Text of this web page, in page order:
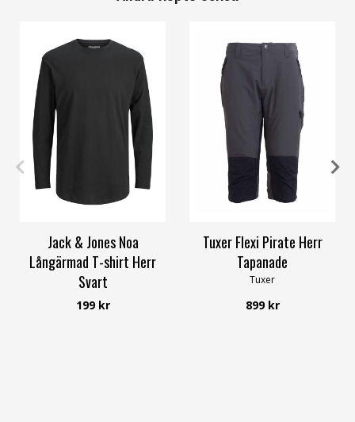
S XXL
Jack & Jones Noa
Långärmad T-shirt Herr
Svart
Jack & Jones
199 kr
XL 2XL
Tuxer Flexi Pirate Herr
Tapanade
Tuxer
899 kr